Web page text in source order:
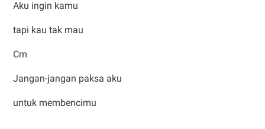
Aku ingin kamu
tapi kau tak mau
Cm
Jangan-jangan paksa aku
untuk membencimu